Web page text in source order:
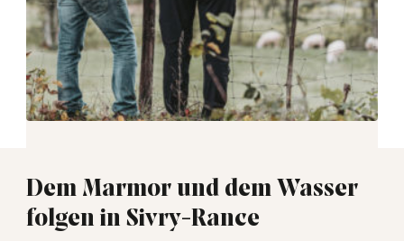
Dem Marmor und dem Wasser
folgen in Sivry-Rance